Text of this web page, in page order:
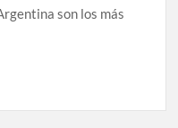
son los más